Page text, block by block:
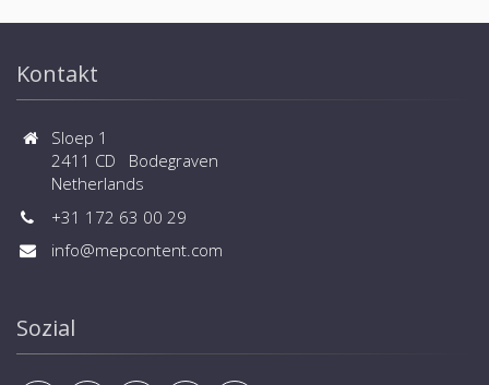
Kontakt
Sloep 1
2411 CD Bodegraven
Netherlands
+31 172 63 00 29
info@mepcontent.com
Sozial